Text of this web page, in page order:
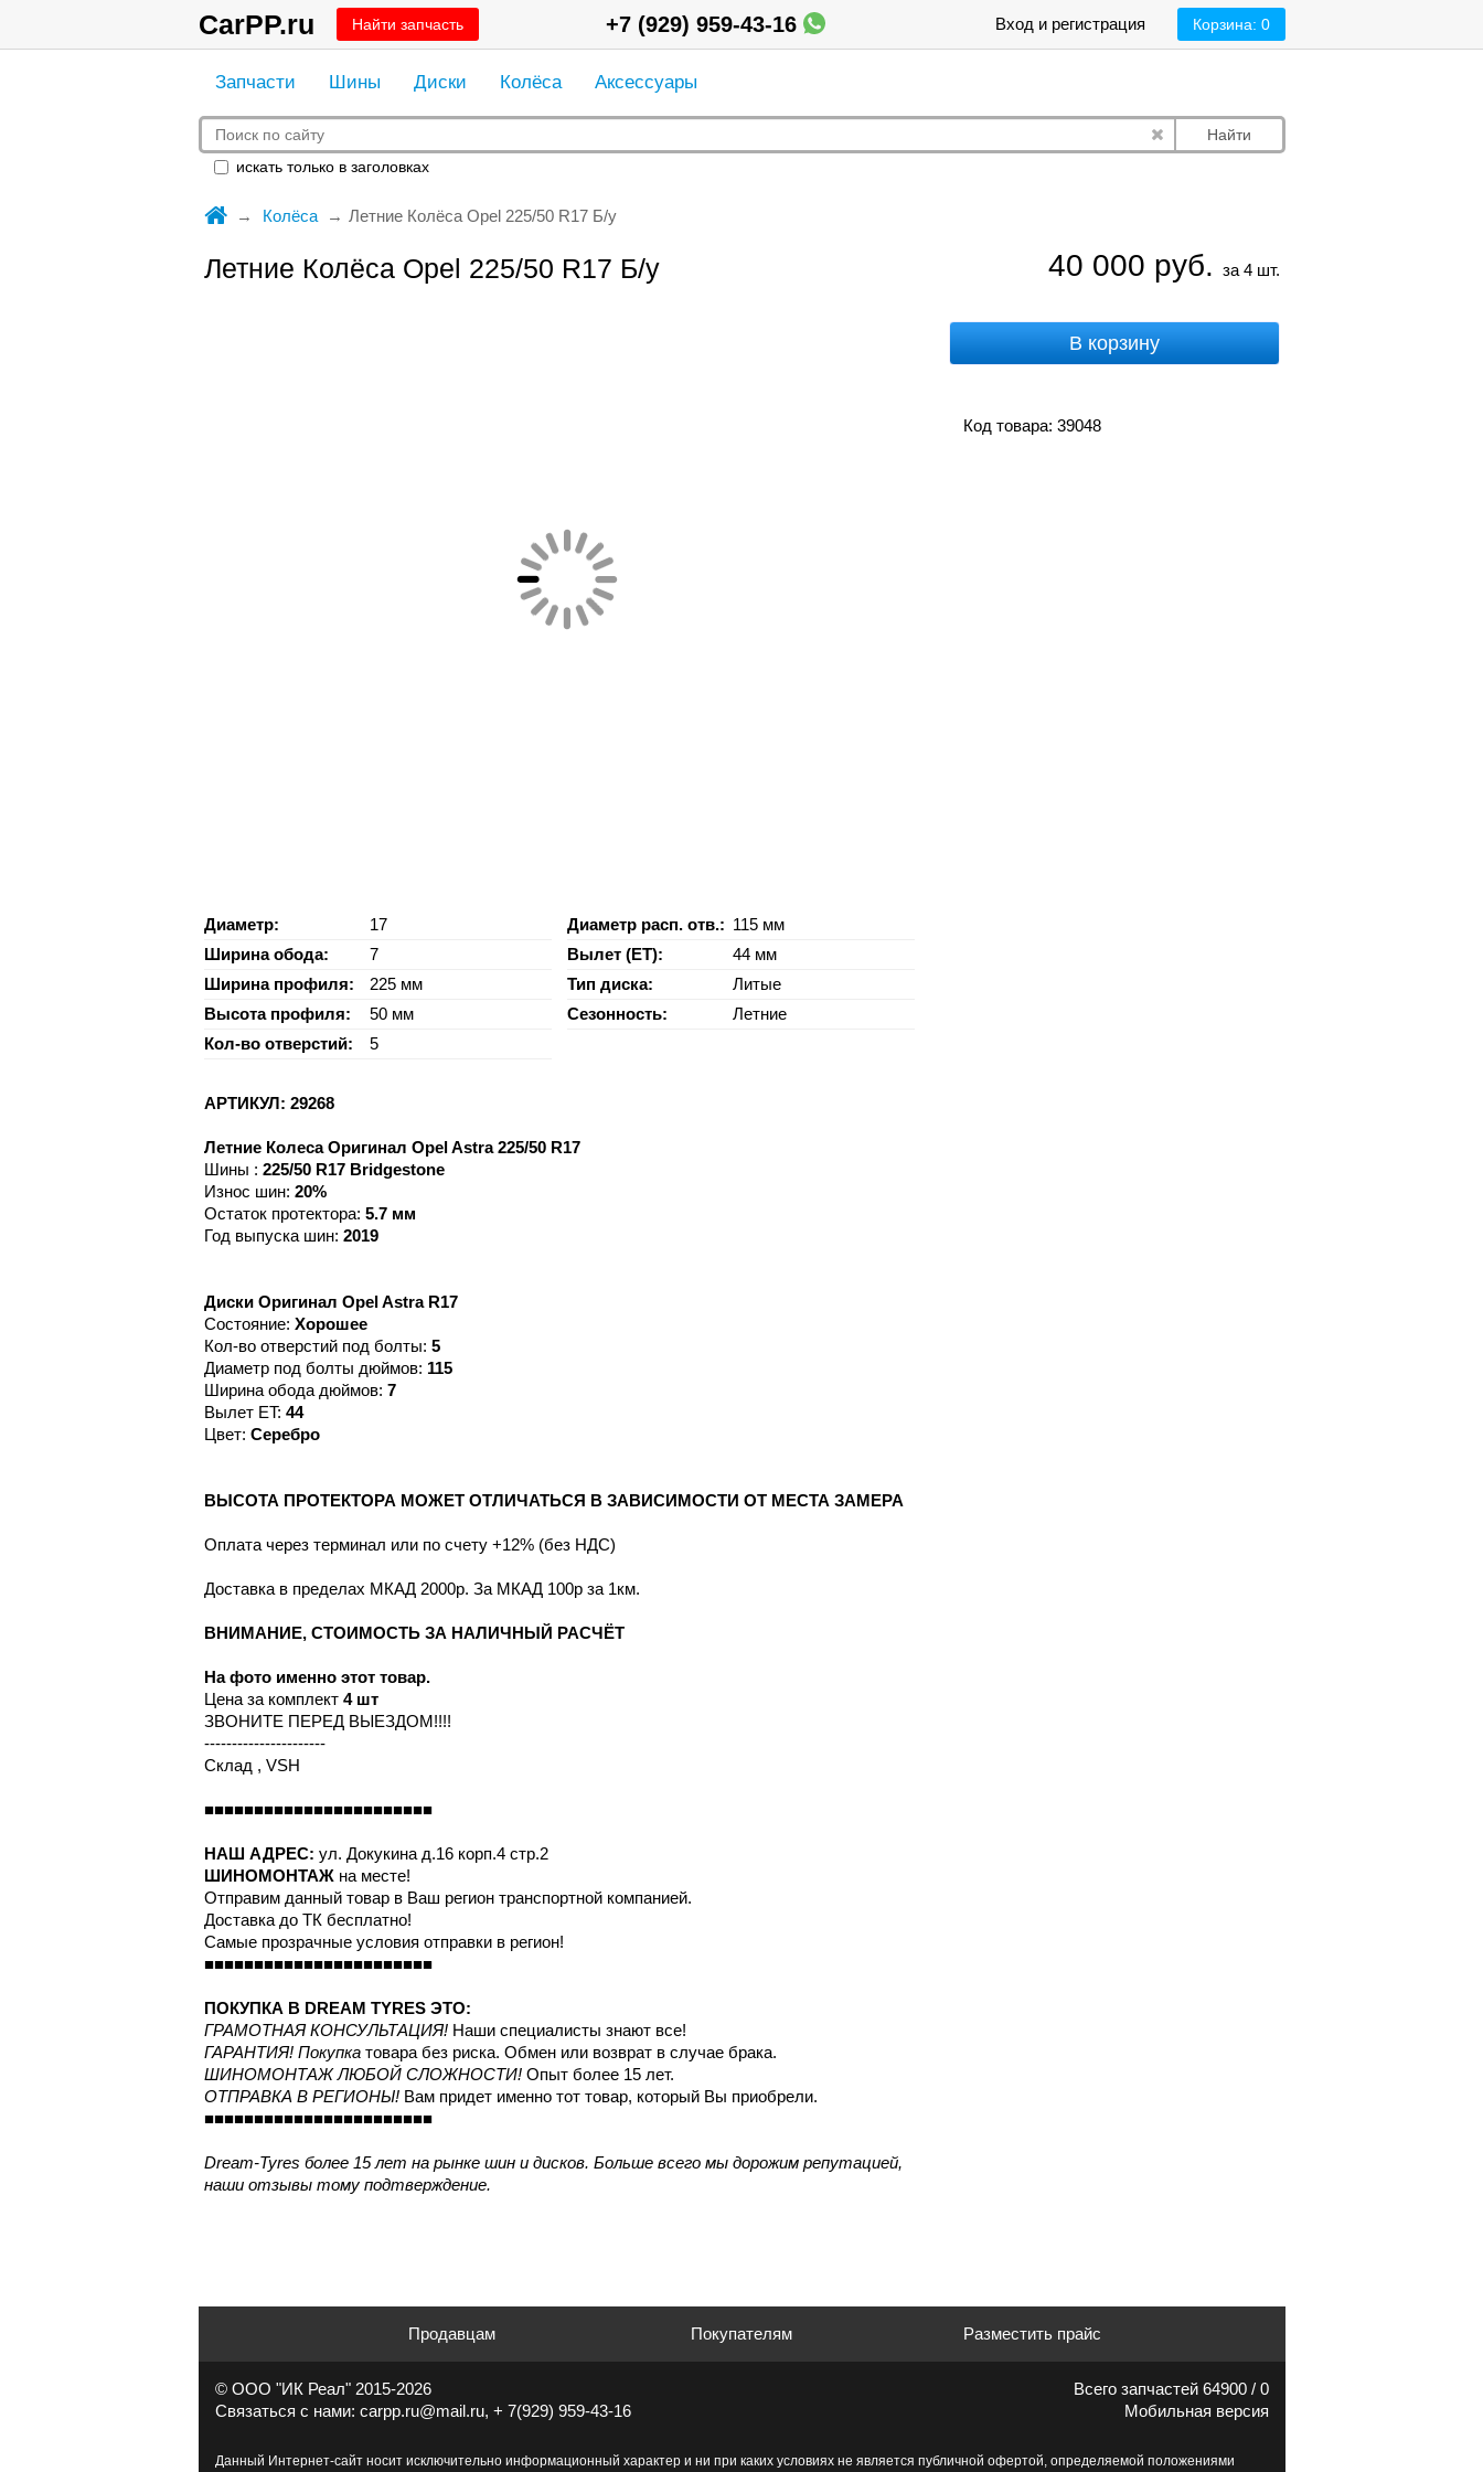
CarPP.ru Найти запчасть Корзина: 0
Вход и регистрация
+7 (929) 959-43-16
Запчасти Шины Диски Колёса Аксессуары
Найти
искать только в заголовках
Колёса Летние Колёса Opel 225/50 R17 Б/у
Летние Колёса Opel 225/50 R17 Б/у 40 000 руб. за 4 шт.
В корзину
Код товара: 39048
Диаметр: 17 Диаметр расп. отв.: 115 мм
Ширина обода:
7 Вылет (ET):
44 мм
Ширина профиля:
225 мм Тип диска:
Литые
Высота профиля:
50 мм Сезонность:
Летние
Кол-во отверстий:
5
АРТИКУЛ: 29268
Летние Колеса Оригинал Opel Astra 225/50 R17
Шины : 225/50 R17 Bridgestone
Износ шин: 20%
Остаток протектора: 5.7 мм
Год выпуска шин: 2019
Диски Оригинал Opel Astra R17
Состояние: Хорошее
Кол-во отверстий под болты: 5
Диаметр под болты дюймов: 115
Ширина обода дюймов: 7
Вылет ET: 44
Цвет: Серебро
ВЫСОТА ПРОТЕКТОРА МОЖЕТ ОТЛИЧАТЬСЯ В ЗАВИСИМОСТИ ОТ МЕСТА ЗАМЕРА
Оплата через терминал или по счету +12% (без НДС)
Доставка в пределах МКАД 2000р. За МКАД 100р за 1км.
ВНИМАНИЕ, СТОИМОСТЬ ЗА НАЛИЧНЫЙ РАСЧЁТ
На фото именно этот товар.
Цена за комплект 4 шт
ЗВОНИТЕ ПЕРЕД ВЫЕЗДОМ!!!!
----------------------
Склад , VSH
■■■■■■■■■■■■■■■■■■■■■■■
НАШ АДРЕС: ул. Докукина д.16 корп.4 стр.2
ШИНОМОНТАЖ на месте!
Отправим данный товар в Ваш регион транспортной компанией.
Доставка до ТК бесплатно!
Самые прозрачные условия отправки в регион!
■■■■■■■■■■■■■■■■■■■■■■■
ПОКУПКА В DREAM TYRES ЭТО:
ГРАМОТНАЯ КОНСУЛЬТАЦИЯ!Наши специалисты знают все!
ГАРАНТИЯ! Покупка товара без риска. Обмен или возврат в случае брака.
ШИНОМОНТАЖ ЛЮБОЙ СЛОЖНОСТИ!Опыт более 15 лет.
ОТПРАВКА В РЕГИОНЫ!Вам придет именно тот товар, который Вы приобрели.
■■■■■■■■■■■■■■■■■■■■■■■
Dream-Tyres более 15 лет на рынке шин и дисков. Больше всего мы дорожим репутацией,
наши отзывы тому подтверждение.
Продавцам Покупателям Разместить прайс
© ООО "ИК Реал" 2015-2026
Связаться с нами: carpp.ru@mail.ru, + 7(929) 959-43-16
Всего запчастей 64900 / 0
Мобильная версия
Данный Интернет-сайт носит исключительно информационный характер и ни при каких условиях не является публичной офертой, определяемой положениями